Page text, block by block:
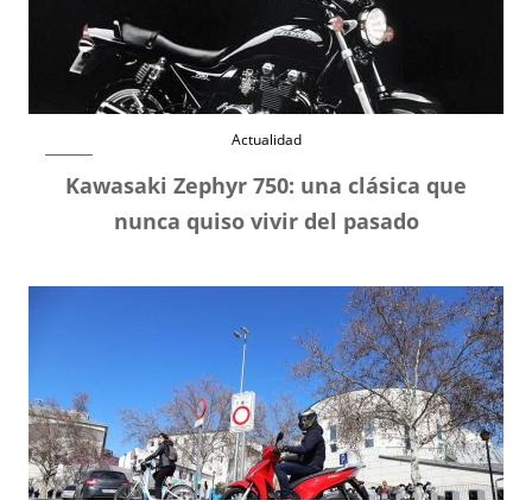
Actualidad
Kawasaki Zephyr 750: una clásica que
nunca quiso vivir del pasado